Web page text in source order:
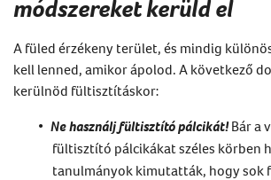
módszereket kerüld el
A füled érzékeny terület, és mindig
kell lenned, amikor ápolod. A következő
kerülnöd fültisztításkor:
Ne használj fültisztító pálcikát!Bár a
fültisztító pálcikákat széles körben
tanulmányok kimutatták, hogy sok